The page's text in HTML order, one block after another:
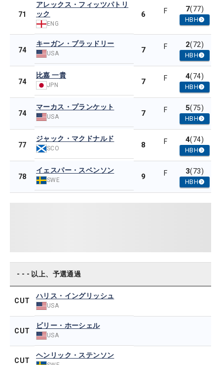
71
アレックス・フィッツパトリ
ック
ENG
6 F 7(77)
HBH
74
キーガン・ブラッドリー
USA 7 F 2(72)
HBH
74
比嘉 一貴
JPN 7 F 4(74)
HBH
74
マーカス・プランケット
USA 7 F 5(75)
HBH
77
ジャック・マクドナルド
SCO 8 F 4(74)
HBH
78
イェスパー・スベンソン
SWE 9 F 3(73)
HBH
- - - 以上、予選通過
CUT
ハリス・イングリッシュ
USA
CUT
ビリー・ホーシェル
USA
CUT
ヘンリック・ステンソン